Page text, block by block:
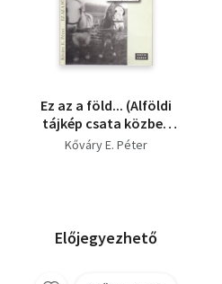
Ez az a föld... (Alföldi
tájkép csata közben
1988-1994)
Kőváry E. Péter
Előjegyezhető